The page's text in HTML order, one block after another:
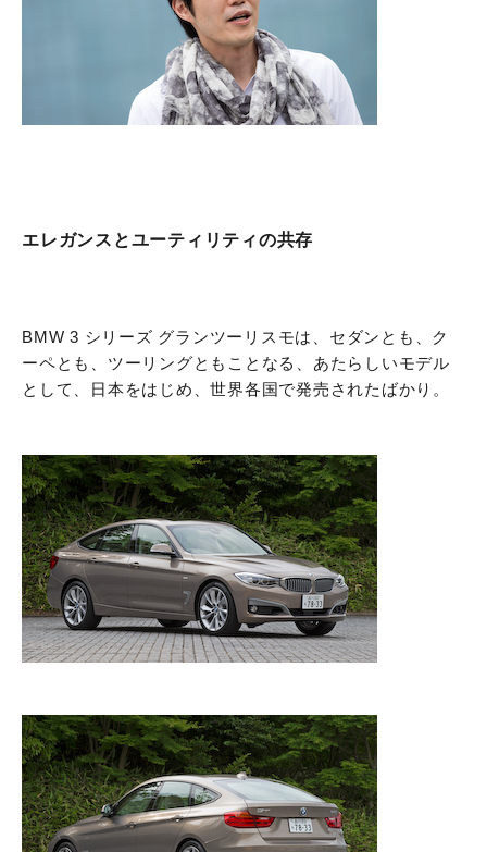
エレガンスとユーティリティの共存
BMW 3 シリーズ グランツーリスモは、セダンとも、ク
ーペとも、ツーリングともことなる、あたらしいモデル
として、日本をはじめ、世界各国で発売されたばかり。